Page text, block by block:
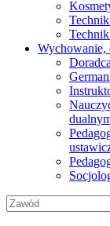
Wychowanie,